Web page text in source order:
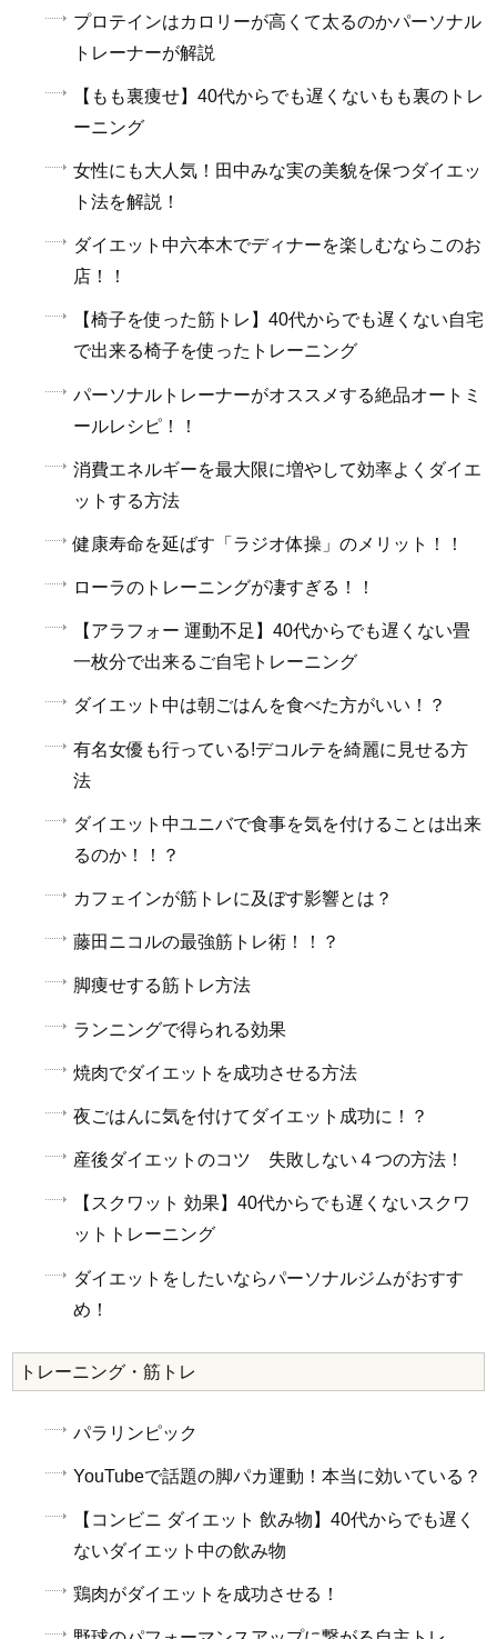
プロテインはカロリーが高くて太るのかパーソナル
トレーナーが解説
【もも裏痩せ】40代からでも遅くないもも裏のトレ
ーニング
女性にも大人気！田中みな実の美貌を保つダイエッ
ト法を解説！
ダイエット中六本木でディナーを楽しむならこのお
店！！
【椅子を使った筋トレ】40代からでも遅くない自宅
で出来る椅子を使ったトレーニング
パーソナルトレーナーがオススメする絶品オートミ
ールレシピ！！
消費エネルギーを最大限に増やして効率よくダイエ
ットする方法
健康寿命を延ばす「ラジオ体操」のメリット！！
ローラのトレーニングが凄すぎる！！
【アラフォー 運動不足】40代からでも遅くない畳
一枚分で出来るご自宅トレーニング
ダイエット中は朝ごはんを食べた方がいい！？
有名女優も行っている!デコルテを綺麗に見せる方
法
ダイエット中ユニバで食事を気を付けることは出来
るのか！！？
カフェインが筋トレに及ぼす影響とは？
藤田ニコルの最強筋トレ術！！？
脚痩せする筋トレ方法
ランニングで得られる効果
焼肉でダイエットを成功させる方法
夜ごはんに気を付けてダイエット成功に！？
産後ダイエットのコツ 失敗しない４つの方法！
【スクワット 効果】40代からでも遅くないスクワ
ットトレーニング
ダイエットをしたいならパーソナルジムがおすす
め！
トレーニング・筋トレ
パラリンピック
YouTubeで話題の脚パカ運動！本当に効いている？
【コンビニ ダイエット 飲み物】40代からでも遅く
ないダイエット中の飲み物
鶏肉がダイエットを成功させる！